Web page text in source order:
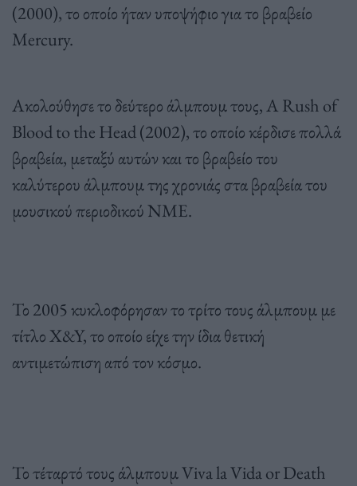
(2000), το οποίο ήταν υποψήφιο για το βραβείο
Mercury.
Ακολούθησε το δεύτερο άλμπουμ τους, A Rush of
Blood to the Head (2002), το οποίο κέρδισε πολλά
βραβεία, μεταξύ αυτών και το βραβείο του
καλύτερου άλμπουμ της χρονιάς στα βραβεία του
μουσικού περιοδικού ΝΜΕ.
Το 2005 κυκλοφόρησαν το τρίτο τους άλμπουμ με
τίτλο X&Y, το οποίο είχε την ίδια θετική
αντιμετώπιση από τον κόσμο.
Το τέταρτό τους άλμπουμ Viva la Vida or Death